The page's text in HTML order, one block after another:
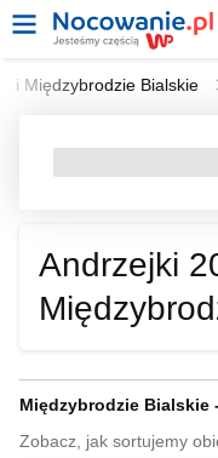
Międzybrodzie Bialskie
Andrzejki
Międzybrodzie Bialskie
Zobacz, jak sortujemy